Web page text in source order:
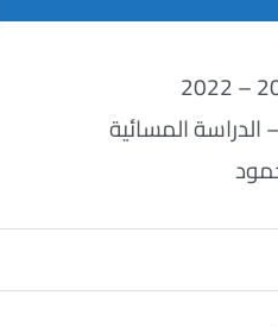
الدراسة المسائية